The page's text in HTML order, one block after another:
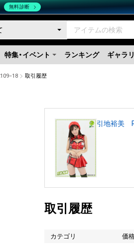
特集・イベント ランキング ギャラ
取引履歴
引地裕美
取引履歴
カテゴリ 価
無料診断